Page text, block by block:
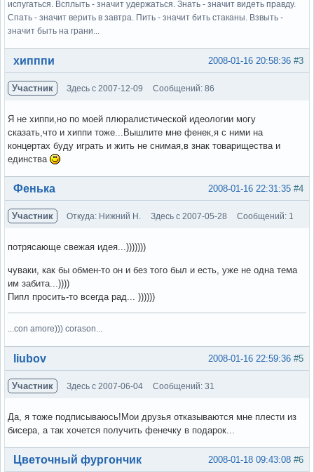
испугаться. Всплыть - значит удержаться. Знать - значит видеть правду.
Спать - значит верить в завтра. Пить - значит бить стаканы. Взвыть -
значит быть на грани...
Вне форума #3
2008-01-16 20:58:36
хипппи
Участник Здесь с 2007-12-09 Сообщений: 86
Я не хиппи,но по моей плюралистической идеологии могу
сказать,что и хиппи тоже...Вышлите мне фенек,я с ними на
концертах буду играть и жить не снимая,в знак товарищества и
единства
Вне форума #4
2008-01-16 22:31:35
Фенька
Участник Откуда: Нижний Н. Здесь с 2007-05-28 Сообщений: 1
потрясающе свежая идея...)))))))
чуваки, как бы обмен-то он и без того был и есть, уже не одна тема
им забита...))))
Пипл просить-то всегда рад... ))))))
...con amore))) corason...
Вне форума #5
2008-01-16 22:59:36
liubov
Участник Здесь с 2007-06-04 Сообщений: 31
Да, я тоже подписываюсь!Мои друзья отказываются мне плести из
бисера, а так хочется получить фенечку в подарок...
Вне форума #6
2008-01-18 09:43:08
Цветочный фургончик